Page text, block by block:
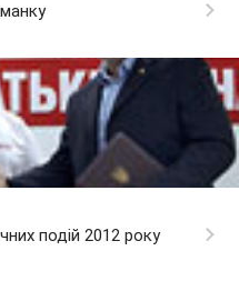
подій 2012 року